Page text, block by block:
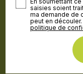
saisies soient
ma demande de
peut en
politique de